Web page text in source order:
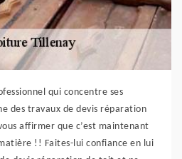
qui concentre ses
des travaux de devis réparation
affirmer que c’est maintenant
!! Faites-lui confiance en lui